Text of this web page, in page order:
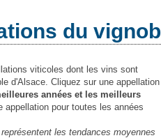
du
viticoles dont les vins sont
d'Alsace. Cliquez sur une appellation
années et les meilleurs
appellation pour toutes les années
les tendances moyennes